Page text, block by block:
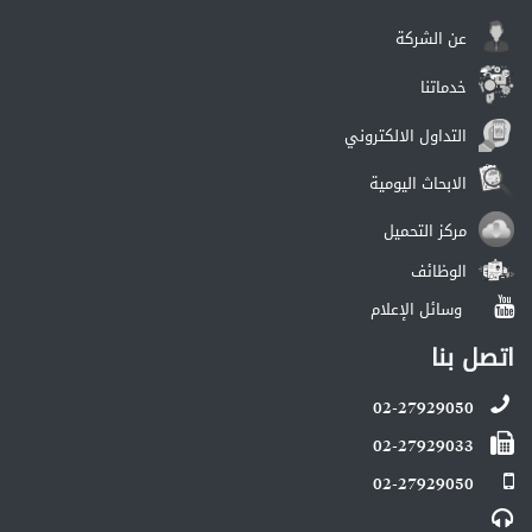
عن الشركة
خدماتنا
التداول الالكتروني
الابحاث اليومية
مركز التحميل
الوظائف
وسائل الإعلام
اتصل بنا
02-27929050
02-27929033
02-27929050